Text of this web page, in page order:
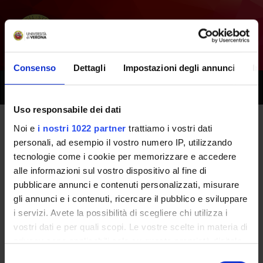
Consenso Dettagli Impostazioni degli annunci
Uso responsabile dei dati
Noi e i nostri 1022 partner trattiamo i vostri dati
personali, ad esempio il vostro numero IP, utilizzando
tecnologie come i cookie per memorizzare e accedere
alle informazioni sul vostro dispositivo al fine di
pubblicare annunci e contenuti personalizzati, misurare
gli annunci e i contenuti, ricercare il pubblico e sviluppare
i servizi. Avete la possibilità di scegliere chi utilizza i
vostri dati e per quali scopi. Le vostre scelte in materia di
privacy sono applicabili solo su questa proprietà digitale
Toggle
Tutti i prossimi seminari -
Fisiopatologia applicata
all'infermieristica [Matricole
dispari] - (2025/2026)
Home Didattica Seminari